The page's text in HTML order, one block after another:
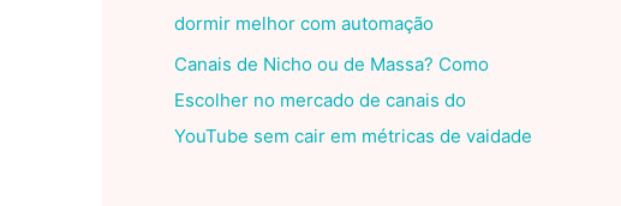
dormir melhor com automação
Canais de Nicho ou de Massa? Como
Escolher no mercado de canais do
YouTube sem cair em métricas de vaidade